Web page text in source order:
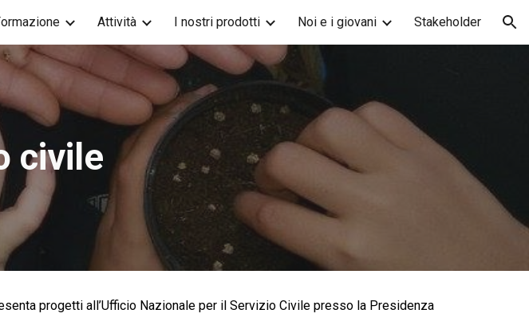
Skip to navigation
Attività I nostri prodotti Noi e i giovani Stakeholder
civile
progetti all’Ufficio Nazionale per il Servizio Civile presso la Presidenza